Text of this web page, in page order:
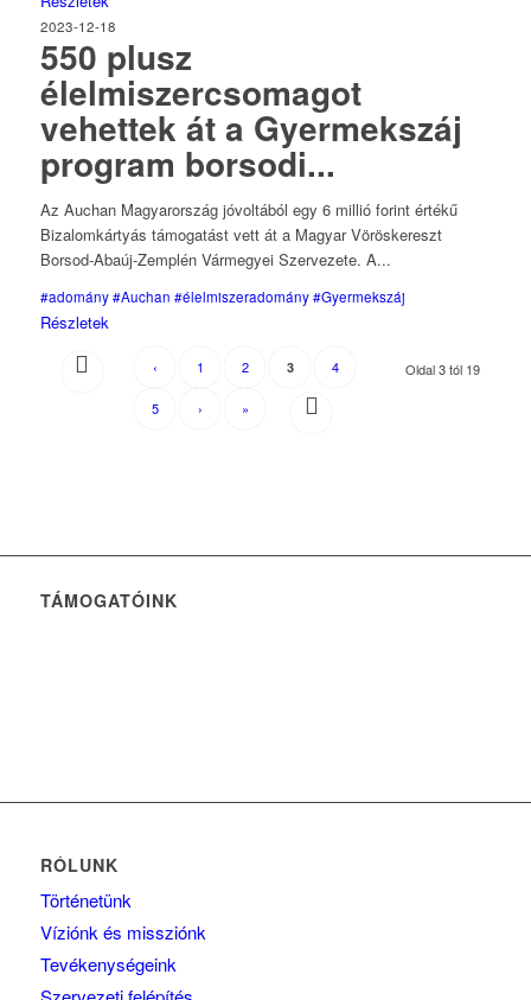
2023-12-18
550 plusz
élelmiszercsomagot
vehettek át a Gyermekszáj
program borsodi...
Az Auchan Magyarország jóvoltából egy 6 millió forint értékű
Bizalomkártyás támogatást vett át a Magyar Vöröskereszt
Borsod-Abaúj-Zemplén Vármegyei Szervezete. A...
#adomány #Auchan #élelmiszeradomány #Gyermekszáj
Részletek
Oldal 3 tól 19
‹ 1 2 3 4
5 › »
TÁMOGATÓINK
RÓLUNK
Történetünk
Víziónk és missziónk
Tevékenységeink